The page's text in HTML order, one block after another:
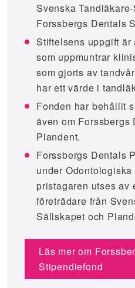
Svenska
Forssbergs Dentals
Stiftelsens uppgift
som uppmuntrar
som gjorts av
har ett värde i
Fonden har behållit
även om Forssbergs
Plandent.
Forssbergs Dentals
under
pristagaren utses av
företrädare från
Sällskapet och
Läs mer om
Stipendiefond